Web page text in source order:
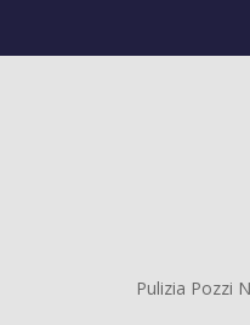
Pulizia Pozzi